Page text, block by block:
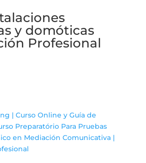
y domóticas
Profesional